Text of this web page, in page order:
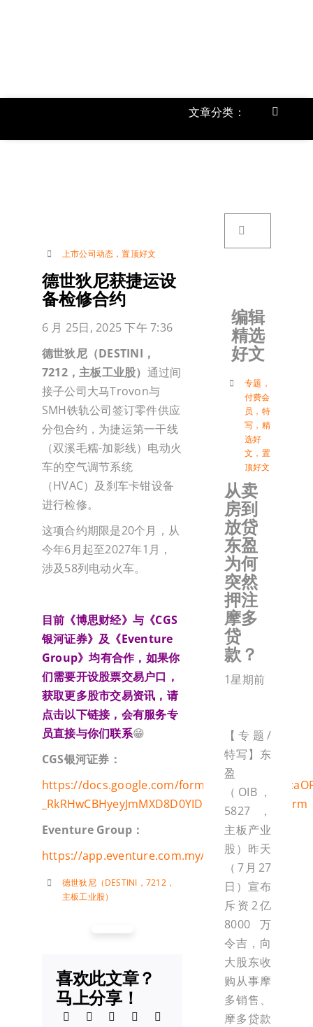
文章分类：
Toggle
上市公司动态 ，置顶好文
德世狄尼获捷运设
备检修合约
6 月 25日, 2025 下午 7:36
德世狄尼（DESTINI ，
7212，主板工业股） 通过间
接子公司大马Trovon与
SMH铁轨公司签订零件供应
分包合约，为捷运第一干线
（双溪毛糯-加影线）电动火
车的空气调节系统
（HVAC）及刹车卡钳设备
进行检修。
这项合约期限是20个月，从
今年6月起至2027年1月，
涉及58列电动火车。
目前《博思财经》与《CGS
银河证券》及《Eventure
Group》均有合作，如果你
们需要开设股票交易户口，
获取更多股市交易资讯，请
点击以下链接，会有服务专
员直接与你们联系😁
CGS银河证券：
https://docs.google.com/forms/d/e/
_RkRHwCBHyeyJmMXD8D0YIDDhhoA7g/viewform
Eventure Group ：
https://app.eventure.com.my/Uh8RdrsHe8
德世狄尼（DESTINI，7212，
主板工业股）
喜欢此文章？
马上分享！
编辑
精选
好文
专题 ，
付费会
员 ， 特
写 ， 精
选好
文 ， 置
顶好文
从卖
房到
放贷
东盈
为何
突然
押注
摩多
贷
款？
1星期前
【专题/
特写】东
盈
（OIB，
5827，
主板产业
股）昨天
（7月27
日）宣布
斥资2亿
8000万
令吉，向
大股东收
购从事摩
多销售、
摩多贷款